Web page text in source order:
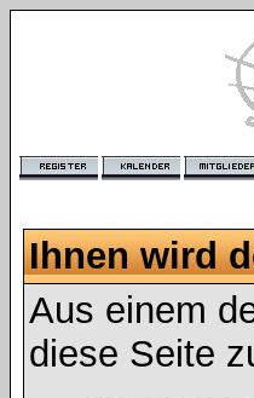
Ihnen wird
Aus einem
diese Seite